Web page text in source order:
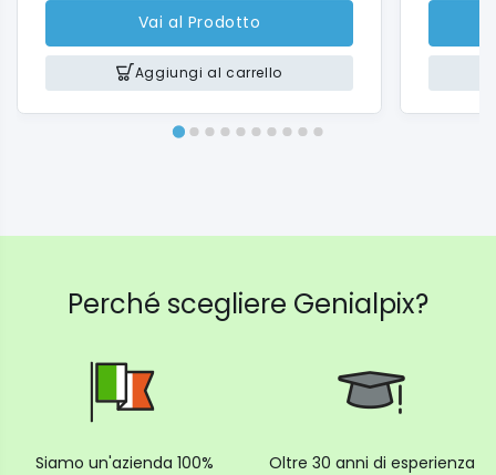
Vai al Prodotto
Aggiungi al carrello
Perché scegliere Genialpix?
Siamo un'azienda 100%
Oltre 30 anni di esperienza